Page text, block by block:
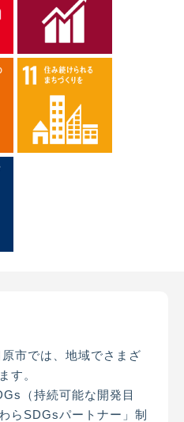
市では、地域でさまざ
す。
（持続可能な開発目
らSDGsパートナー」制